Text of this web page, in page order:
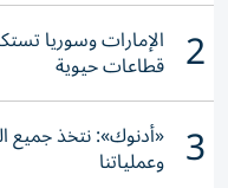
2 الإمارات وسوريا
قطاعات حيوية
3 «أدنوك»: نتخذ جميع
وعملياتنا